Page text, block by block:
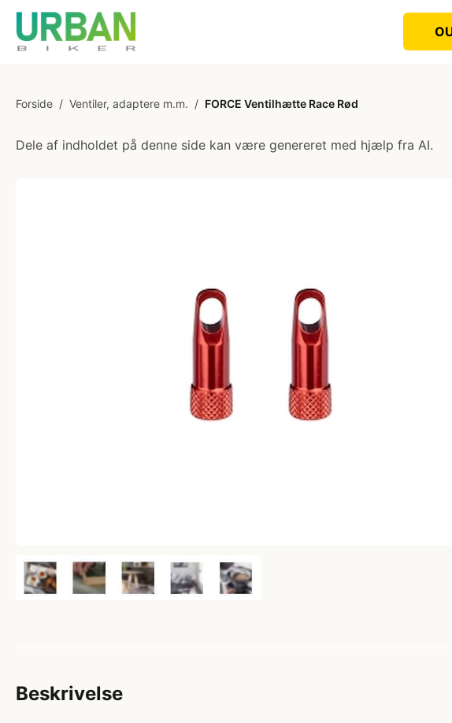
Forside / Ventiler, adaptere m.m. / FORCE Ventilhætte Race Rød
Dele af indholdet på denne side kan være genereret med hjælp fra AI.
Beskrivelse